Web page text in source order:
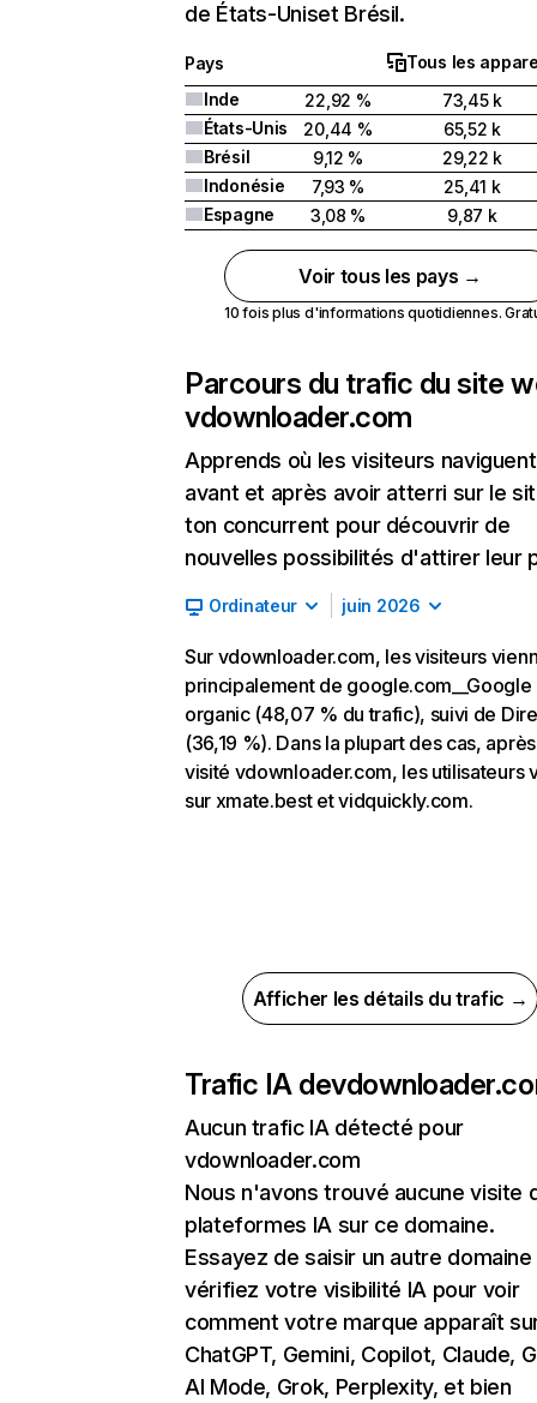
de États-Uniset Brésil.
Pays
Tous les
Inde
22,92 %
73,45 k
États-Unis
20,44 %
65,52 k
Brésil
9,12 %
29,22 k
Indonésie
7,93 %
25,41 k
Espagne
3,08 % 9,87 k
Voir tous les pays →
10 fois plus d'informations quotidiennes.
Parcours du trafic du site
vdownloader.com
Apprends où les visiteurs naviguent
avant et après avoir atterri sur le
ton concurrent pour découvrir de
nouvelles possibilités d'attirer leur
Ordinateur juin 2026
Sur vdownloader.com, les visiteurs
principalement de google.com__Google
organic (48,07 % du trafic), suivi de
(36,19 %). Dans la plupart des cas,
visité vdownloader.com, les utilisateurs
sur xmate.best et vidquickly.com.
Afficher les détails du trafic →
Trafic IA de
Aucun trafic IA détecté pour
vdownloader.com
Nous n'avons trouvé aucune visite
plateformes IA sur ce domaine.
Essayez de saisir un autre domaine
vérifiez votre visibilité IA pour voir
comment votre marque apparaît
ChatGPT, Gemini, Copilot, Claude,
AI Mode, Grok, Perplexity, et bien